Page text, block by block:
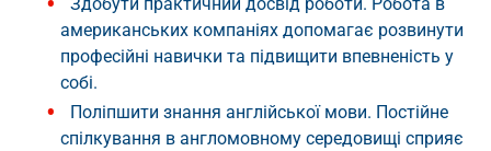
американських компаніях допомагає розвинути
професійні навички та підвищити впевненість у
собі.
Поліпшити знання англійської мови. Постійне
спілкування в англомовному середовищі сприяє